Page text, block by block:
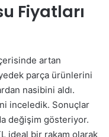
Fiyatları
artan
parça ürünlerini
nasibini aldı.
inceledik. Sonuçlar
değişim gösteriyor.
ideal bir rakam olarak